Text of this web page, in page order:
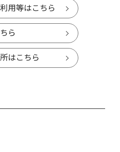
用等はこちら
ら
はこちら